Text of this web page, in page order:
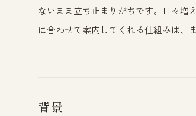
ないまま立ち止まりがちです。日々増
に合わせて案内してくれる仕組みは、
背景